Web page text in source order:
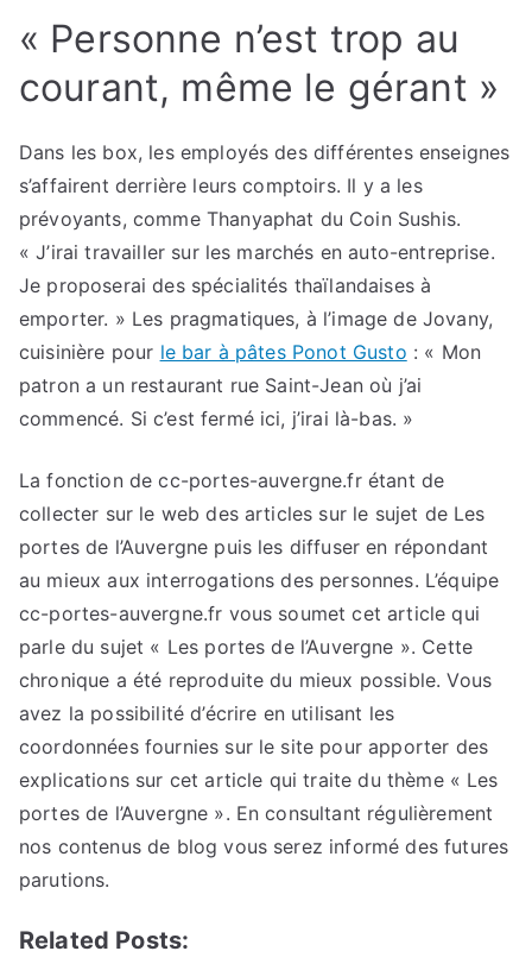
« Personne n’est trop au
courant, même le gérant »
Dans les box, les employés des différentes enseignes
s’affairent derrière leurs comptoirs. Il y a les
prévoyants, comme Thanyaphat du Coin Sushis.
« J’irai travailler sur les marchés en auto-entreprise.
Je proposerai des spécialités thaïlandaises à
emporter. » Les pragmatiques, à l’image de Jovany,
cuisinière pour le bar à pâtes Ponot Gusto : « Mon
patron a un restaurant rue Saint-Jean où j’ai
commencé. Si c’est fermé ici, j’irai là-bas. »
La fonction de cc-portes-auvergne.fr étant de
collecter sur le web des articles sur le sujet de Les
portes de l’Auvergne puis les diffuser en répondant
au mieux aux interrogations des personnes. L’équipe
cc-portes-auvergne.fr vous soumet cet article qui
parle du sujet « Les portes de l’Auvergne ». Cette
chronique a été reproduite du mieux possible. Vous
avez la possibilité d’écrire en utilisant les
coordonnées fournies sur le site pour apporter des
explications sur cet article qui traite du thème « Les
portes de l’Auvergne ». En consultant régulièrement
nos contenus de blog vous serez informé des futures
parutions.
Related Posts: